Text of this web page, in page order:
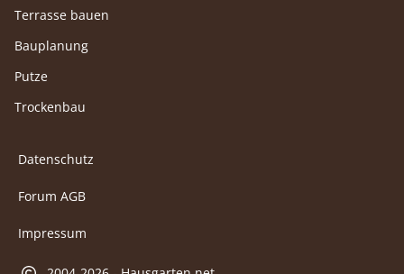
Terrasse bauen
Bauplanung
Putze
Trockenbau
Datenschutz
Forum AGB
Impressum